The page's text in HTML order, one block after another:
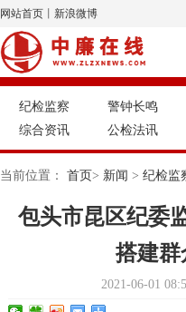
网站首页 新浪微博
纪检监察 警钟长鸣
综合资讯
公检法讯
当前位置： 首页> 新闻 > 纪检监
包头市昆区纪委
搭建群
2021-06-01